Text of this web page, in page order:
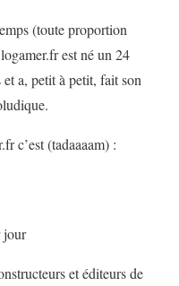
(toute proportion
est né un 24
a, petit à petit, fait son
c’est (tadaaaam) :
jour
et éditeurs de